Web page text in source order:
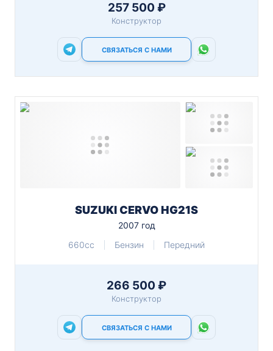
257 500 ₽
Конструктор
СВЯЗАТЬСЯ С НАМИ
SUZUKI CERVO HG21S
2007 год
660cc
Бензин Передний
266 500 ₽
Конструктор
СВЯЗАТЬСЯ С НАМИ